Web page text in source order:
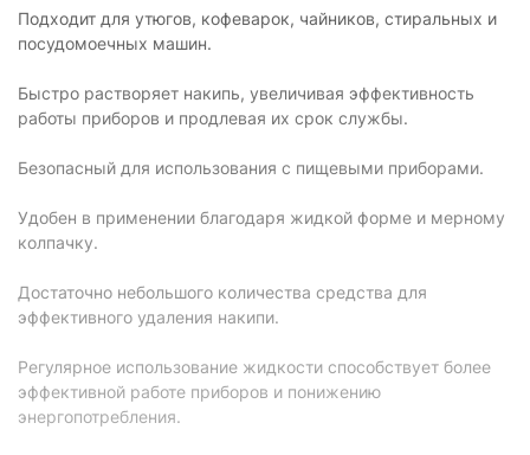
Подходит для утюгов, кофеварок, чайников, стиральных и
посудомоечных машин.
Быстро растворяет накипь, увеличивая эффективность
работы приборов и продлевая их срок службы.
Безопасный для использования с пищевыми приборами.
Удобен в применении благодаря жидкой форме и мерному
колпачку.
Достаточно небольшого количества средства для
эффективного удаления накипи.
Регулярное использование жидкости способствует более
эффективной работе приборов и понижению
энергопотребления.